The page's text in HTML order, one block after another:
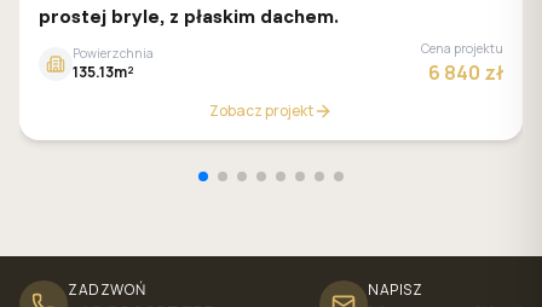
prostej bryle, z płaskim dachem.
Powierzchnia
135.13m²
Cena projektu
6 840 zł
Zobacz projekt
ZADZWOŃ NAPISZ